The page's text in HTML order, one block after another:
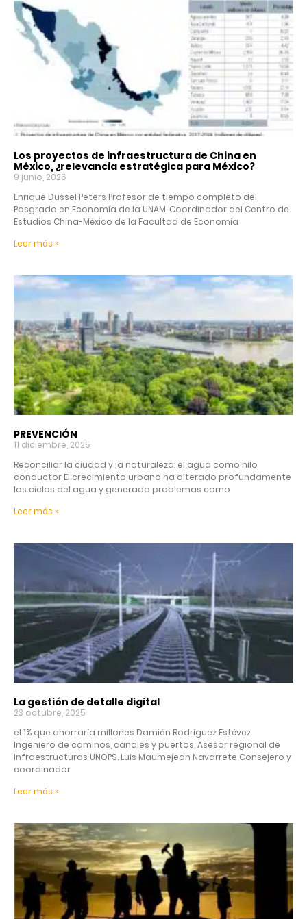
Los proyectos de infraestructura de China en
México, ¿relevancia estratégica para México?
9 junio, 2026
Enrique Dussel Peters Profesor de tiempo completo del
Posgrado en Economía de la UNAM. Coordinador del Centro de
Estudios China-México de la Facultad de Economía
Leer más »
PREVENCIÓN
11 diciembre, 2025
Reconciliar la ciudad y la naturaleza: el agua como hilo
conductor El crecimiento urbano ha alterado profundamente
los ciclos del agua y generado problemas como
Leer más »
La gestión de detalle digital
23 octubre, 2025
el 1% que ahorraría millones Damián Rodríguez Estévez
Ingeniero de caminos, canales y puertos. Asesor regional de
Infraestructuras UNOPS. Luis Maumejean Navarrete Consejero y
coordinador
Leer más »